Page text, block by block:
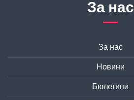
За нас
За нас
Новини
Бюлетини